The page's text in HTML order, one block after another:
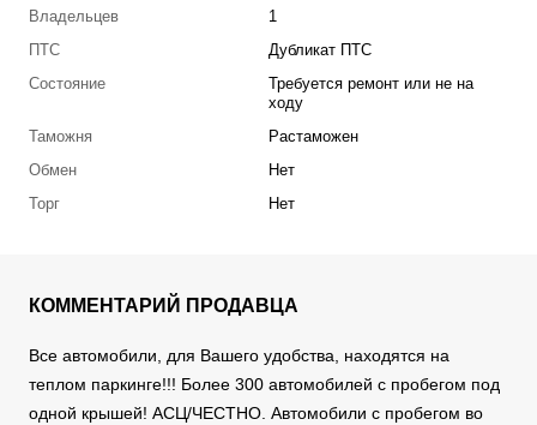
Владельцев
1
ПТС
Дубликат ПТС
Состояние
Требуется ремонт или не на
ходу
Таможня
Растаможен
Обмен
Нет
Торг
Нет
КОММЕНТАРИЙ ПРОДАВЦА
Все автомобили, для Вашего удобства, находятся на
теплом паркинге!!! Более 300 автомобилей с пробегом под
одной крышей! АСЦ/ЧЕСТНО. Автомобили с пробегом во